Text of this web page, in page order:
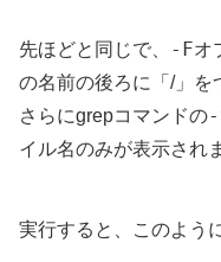
先ほどと同じで、 -Fオ
の名前の後ろに「/」を
さらにgrepコマンドの
イル名のみが表示され
実行すると、このよう